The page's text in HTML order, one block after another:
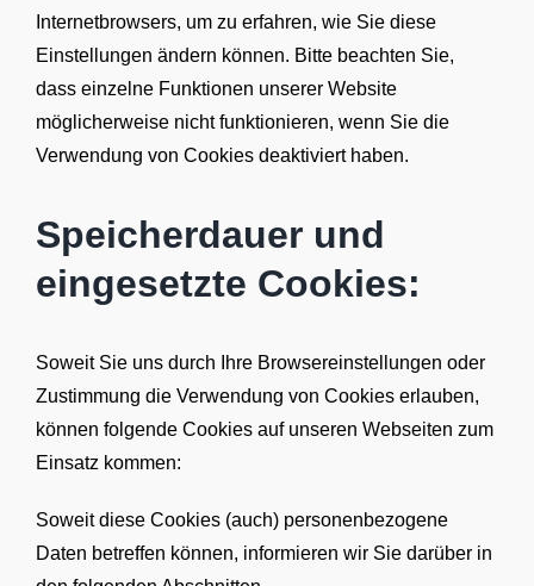
Internetbrowsers, um zu erfahren, wie Sie diese
Einstellungen ändern können. Bitte beachten Sie,
dass einzelne Funktionen unserer Website
möglicherweise nicht funktionieren, wenn Sie die
Verwendung von Cookies deaktiviert haben.
Speicherdauer und
eingesetzte Cookies:
Soweit Sie uns durch Ihre Browsereinstellungen oder
Zustimmung die Verwendung von Cookies erlauben,
können folgende Cookies auf unseren Webseiten zum
Einsatz kommen:
Soweit diese Cookies (auch) personenbezogene
Daten betreffen können, informieren wir Sie darüber in